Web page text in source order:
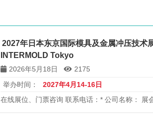
2027年日本东京国际模具及金属冲压技术
INTERMOLD Tokyo
2026年5月18日
2175
举办时间：
2027年4月14-16日
在线展位、门票咨询 联系电话：* 公司名称： 展